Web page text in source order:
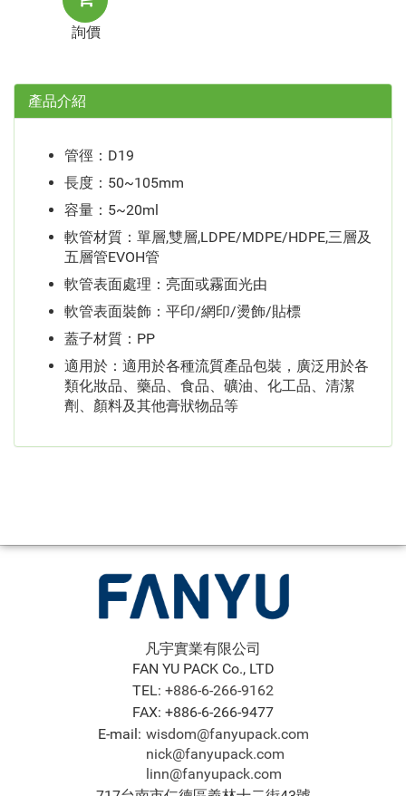
詢價
產品介紹
管徑：D19
長度：50~105mm
容量：5~20ml
軟管材質：單層,雙層,LDPE/MDPE/HDPE,三層及
五層管EVOH管
軟管表面處理：亮面或霧面光由
軟管表面裝飾：平印/網印/燙飾/貼標
蓋子材質：PP
適用於：適用於各種流質產品包裝，廣泛用於各
類化妝品、藥品、食品、礦油、化工品、清潔
劑、顏料及其他膏狀物品等
凡宇實業有限公司
FAN YU PACK Co., LTD
TEL: +886-6-266-9162
FAX: +886-6-266-9477
E-mail: wisdom@fanyupack.com
nick@fanyupack.com
linn@fanyupack.com